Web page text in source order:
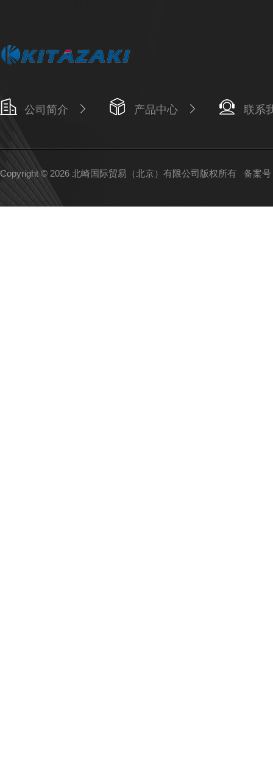
公司简介 产品中心 联系
Copyright © 2026 北崎国际贸易（北京）有限公司版权所有 备案号